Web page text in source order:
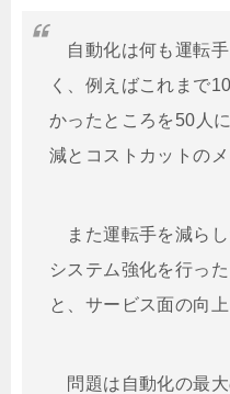
自動化は何も運転
く、例えばこれまで
かったところを50人
減とコストカットのメ
また運転手を減ら
システム強化を行っ
と、サービス面の向
問題は自動化の最